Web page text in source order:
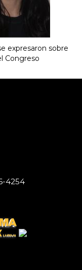
expresaron sobre
Congreso
4254